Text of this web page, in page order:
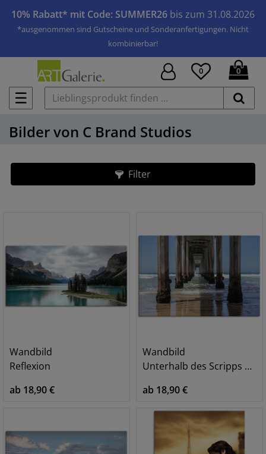
10% Rabatt* mit Code: SUMMER26 bis zum 31.08.2026
*ausgenommen sind Gutscheine und Sonderanfertigungen. Nicht
kombinierbar!
☰
0 0
Bilder von C Brand Studios
Filter
Wandbild
Reflexion
ab 18,90 €
Wandbild
Unterhalb des Scripps Pier, La Jolla
ab 18,90 €